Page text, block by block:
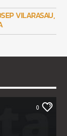
VILARASAU,
0